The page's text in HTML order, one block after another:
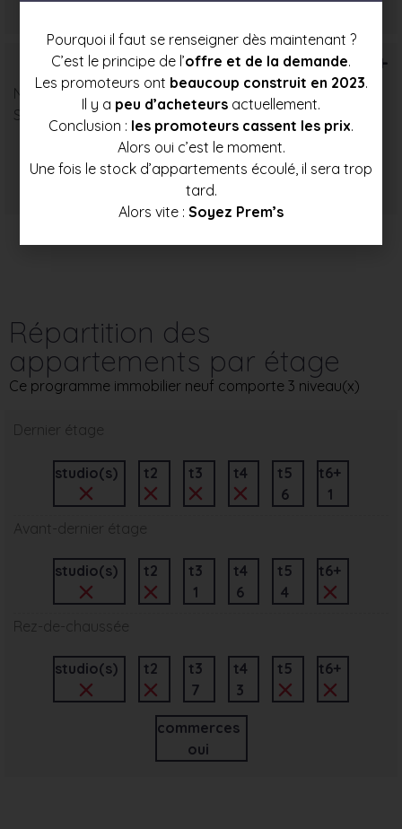
T6+
Nombre : 1
Surface moyenne : 90 m²
Prix mini Prix moyen
323 500 €
Prix max
Répartition des
appartements par étage
Ce programme immobilier neuf comporte 3 niveau(x)
Dernier étage
studio(s) t2 t3 t4
t5
6
t6+
1
Avant-dernier étage
studio(s) t2
t3
1
t4
6
t5
4
t6+
Rez-de-chaussée
studio(s) t2
t3
7
t4
3
t5 t6+
commerces
oui
Pourquoi il faut se renseigner dès maintenant ?
C’est le principe de l’offre et de la demande.
Les promoteurs ont beaucoup construit en 2023.
Il y a peu d’acheteurs actuellement.
Conclusion : les promoteurs cassent les prix.
Alors oui c’est le moment.
Une fois le stock d’appartements écoulé, il sera trop
tard.
Alors vite : Soyez Prem’s